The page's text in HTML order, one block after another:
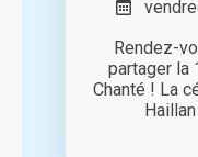
Rendez-
partager la
Chanté ! La